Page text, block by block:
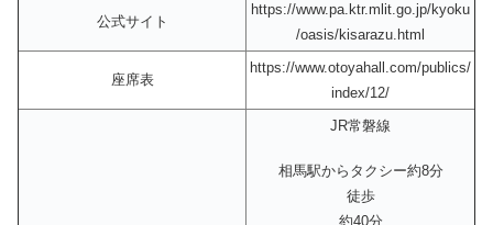
公式サイト
https://www.pa.ktr.mlit.go.jp/kyoku
/oasis/kisarazu.html
座席表
https://www.otoyahall.com/publics/
index/12/
JR常磐線
相馬駅からタクシー約8分
徒歩
約40分